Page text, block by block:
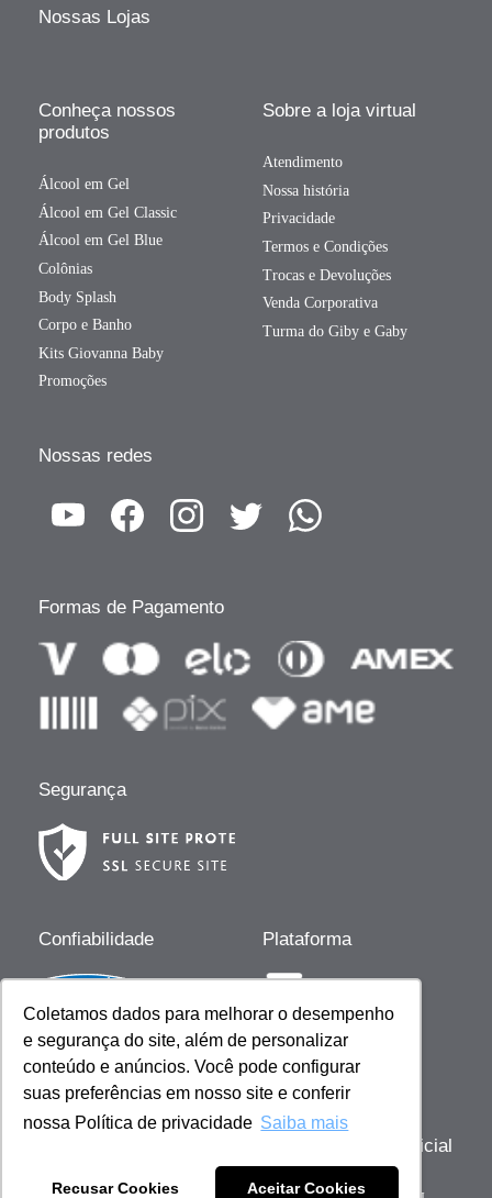
Coletamos dados para melhorar o desempenho
e segurança do site, além de personalizar
conteúdo e anúncios. Você pode configurar
suas preferências em nosso site e conferir
nossa Política de privacidade Saiba mais
Recusar Cookies Aceitar Cookies
Nossas Lojas
Conheça nossos
produtos
Álcool em Gel
Álcool em Gel Classic
Álcool em Gel Blue
Colônias
Body Splash
Corpo e Banho
Kits Giovanna Baby
Promoções
Sobre a loja virtual
Atendimento
Nossa história
Privacidade
Termos e Condições
Trocas e Devoluções
Venda Corporativa
Turma do Giby e Gaby
Nossas redes
Formas de Pagamento
Segurança
Confiabilidade Plataforma
Desenvolvido por
Copyright © 2023 Giovanna Baby | Licença Oficial
- Todos os direitos reservados